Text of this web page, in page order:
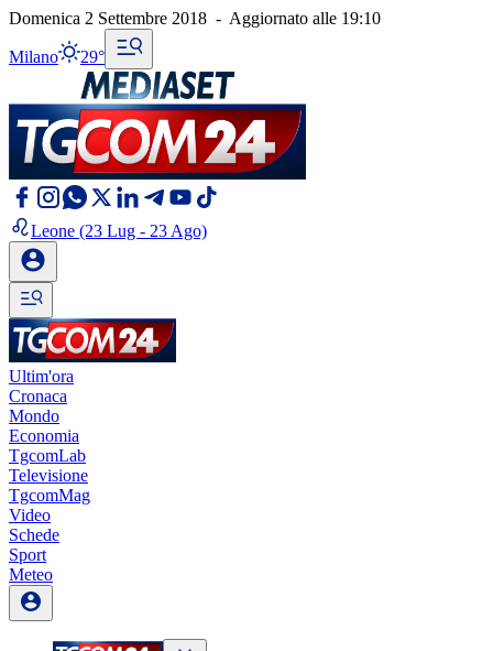
Domenica 2 Settembre 2018 - Aggiornato alle 19:10
Milano 29°
Leone (23 Lug - 23 Ago)
Ultim'ora
Cronaca
Mondo
Economia
TgcomLab
Televisione
TgcomMag
Video
Schede
Sport
Meteo